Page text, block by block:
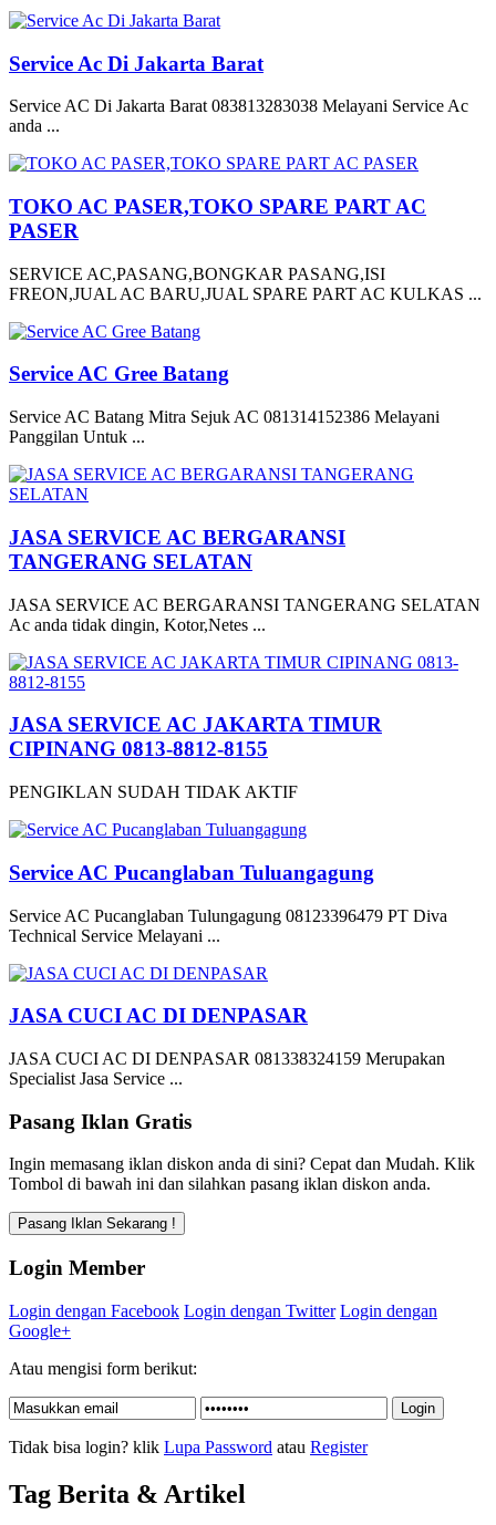
Service Ac Di Jakarta Barat
Service AC Di Jakarta Barat 083813283038 Melayani Service Ac
anda ...
TOKO AC PASER,TOKO SPARE PART AC
PASER
SERVICE AC,PASANG,BONGKAR PASANG,ISI
FREON,JUAL AC BARU,JUAL SPARE PART AC KULKAS ...
Service AC Gree Batang
Service AC Batang Mitra Sejuk AC 081314152386 Melayani
Panggilan Untuk ...
JASA SERVICE AC BERGARANSI
TANGERANG SELATAN
JASA SERVICE AC BERGARANSI TANGERANG SELATAN
Ac anda tidak dingin, Kotor,Netes ...
JASA SERVICE AC JAKARTA TIMUR
CIPINANG 0813-8812-8155
PENGIKLAN SUDAH TIDAK AKTIF
Service AC Pucanglaban Tuluangagung
Service AC Pucanglaban Tulungagung 08123396479 PT Diva
Technical Service Melayani ...
JASA CUCI AC DI DENPASAR
JASA CUCI AC DI DENPASAR 081338324159 Merupakan
Specialist Jasa Service ...
Pasang Iklan Gratis
Ingin memasang iklan diskon anda di sini? Cepat dan Mudah. Klik
Tombol di bawah ini dan silahkan pasang iklan diskon anda.
Login Member
Login dengan Facebook Login dengan Twitter Login dengan
Google+
Atau mengisi form berikut:
Tidak bisa login? klik Lupa Password atau Register
Tag Berita & Artikel